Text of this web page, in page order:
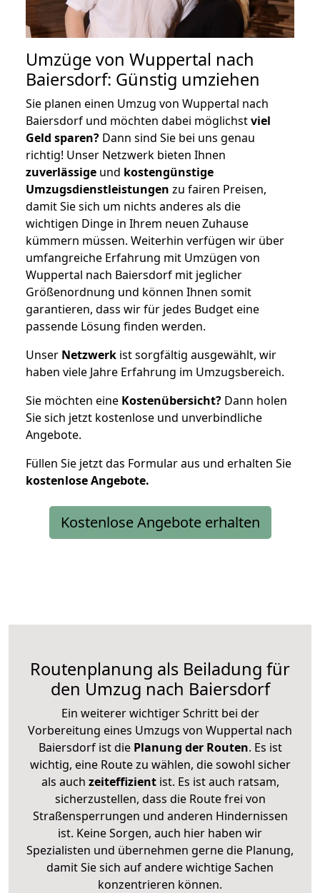
Umzüge von Wuppertal nach
Baiersdorf: Günstig umziehen
Sie planen einen Umzug von Wuppertal nach
Baiersdorf und möchten dabei möglichstviel
Geld sparen? Dann sind Sie bei uns genau
richtig! Unser Netzwerk bieten Ihnen
zuverlässige und kostengünstige
Umzugsdienstleistungen zu fairen Preisen,
damit Sie sich um nichts anderes als die
wichtigen Dinge in Ihrem neuen Zuhause
kümmern müssen. Weiterhin verfügen wir über
umfangreiche Erfahrung mit Umzügen von
Wuppertal nach Baiersdorf mit jeglicher
Größenordnung und können Ihnen somit
garantieren, dass wir für jedes Budget eine
passende Lösung finden werden.
Unser Netzwerk ist sorgfältig ausgewählt, wir
haben viele Jahre Erfahrung im Umzugsbereich.
Sie möchten eine Kostenübersicht? Dann holen
Sie sich jetzt kostenlose und unverbindliche
Angebote.
Füllen Sie jetzt das Formular aus und erhalten Sie
kostenloseAngebote.
Kostenlose Angebote erhalten
Routenplanung als Beiladung für
den Umzug nach Baiersdorf
Ein weiterer wichtiger Schritt bei der
Vorbereitung eines Umzugs von Wuppertal nach
Baiersdorf ist diePlanung der Routen. Es ist
wichtig, eine Route zu wählen, die sowohl sicher
als auch zeiteffizientist. Es ist auch ratsam,
sicherzustellen, dass die Route frei von
Straßensperrungen und anderen Hindernissen
ist. Keine Sorgen, auch hier haben wir
Spezialisten und übernehmen gerne die Planung,
damit Sie sich auf andere wichtige Sachen
konzentrieren können.